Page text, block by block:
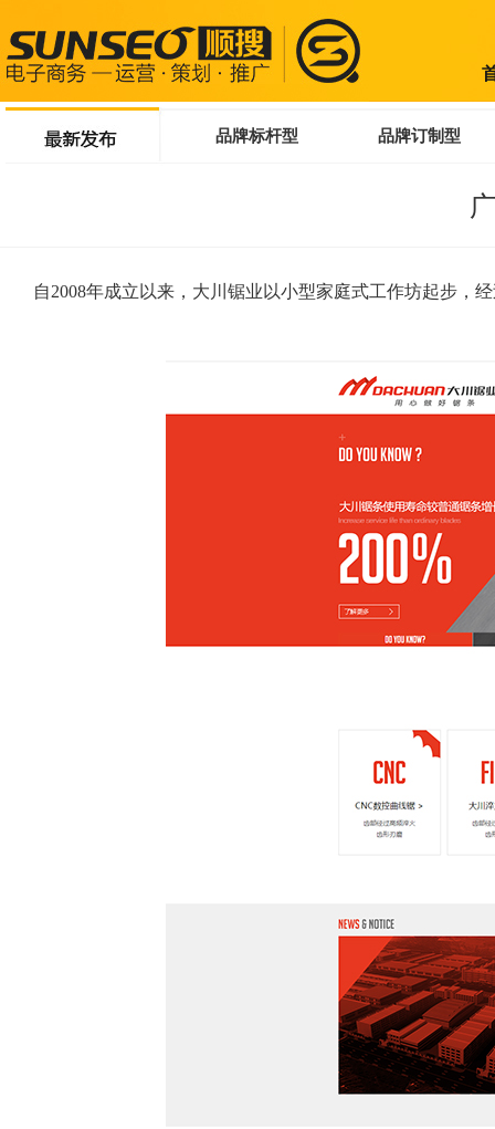
品牌标杆型 品牌订制型
自2008年成立以来，大川锯业以小型家庭式工作坊起步，